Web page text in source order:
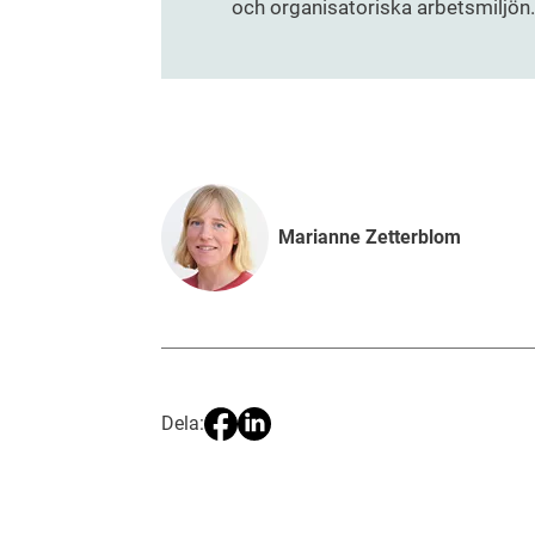
och organisatoriska arbetsmiljön.
Marianne Zetterblom
Dela: